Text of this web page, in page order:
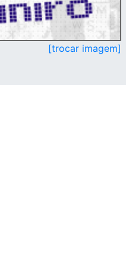
[trocar imagem]